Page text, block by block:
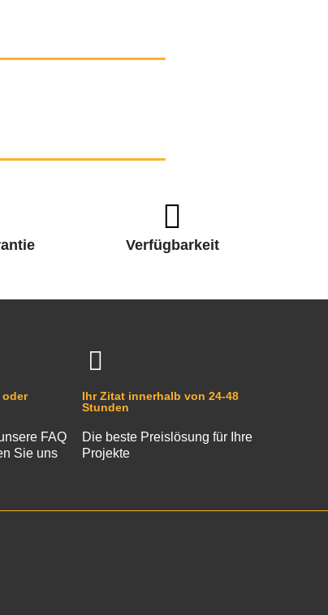
Verfügbarkeit
oder
FAQ
Sie uns
Ihr Zitat innerhalb von 24-48
Stunden
Die beste Preislösung für Ihre
Projekte